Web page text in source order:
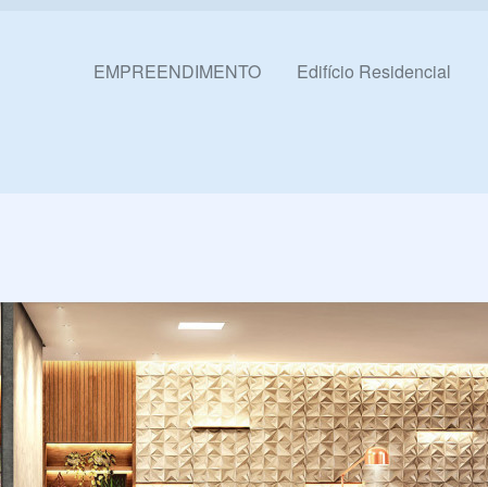
Pular para o conteúdo
EMPREENDIMENTO Edifício Residencial